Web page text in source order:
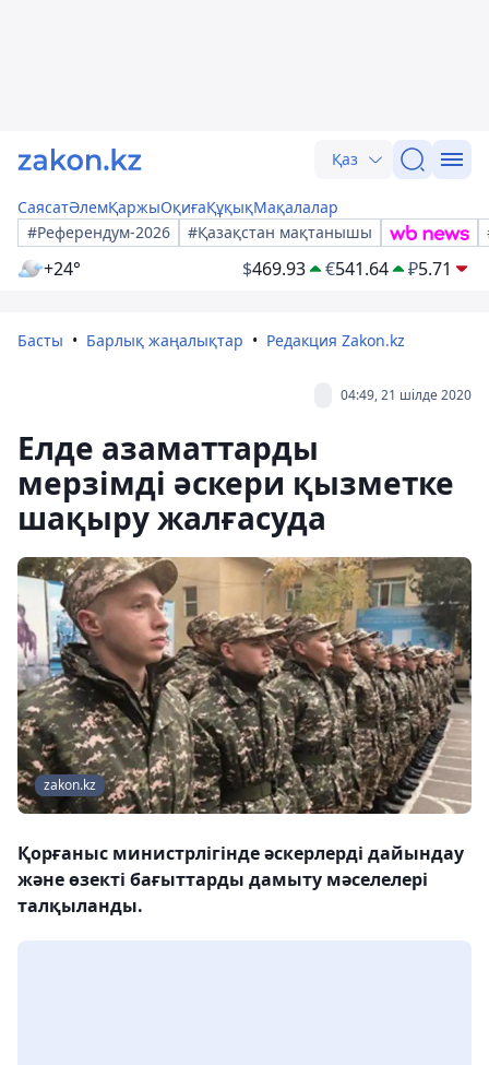
Қаз
СаясатӘлемҚаржыОқиғаҚұқықМақалалар
#Референдум-2026
#Қазақстан мақтанышы
+24° $469.93 €541.64 ₽5.71
Басты Барлық жаңалықтар Редакция Zakon.kz
04:49, 21 шілде 2020
Елде азаматтарды
мерзімді әскери қызметке
шақыру жалғасуда
zakon.kz
Қорғаныс министрлігінде әскерлерді дайындау
және өзекті бағыттарды дамыту мәселелері
талқыланды.